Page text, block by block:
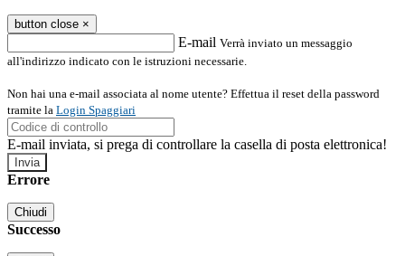
button close ×
E-mail Verrà inviato un messaggio
all'indirizzo indicato con le istruzioni necessarie.
Non hai una e-mail associata al nome utente? Effettua il reset della password
tramite la Login Spaggiari
E-mail inviata, si prega di controllare la casella di posta elettronica!
Errore
Chiudi
Successo